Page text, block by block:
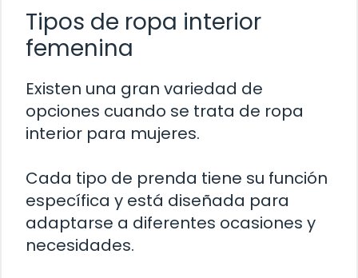
Tipos de ropa interior
femenina
Existen una gran variedad de
opciones cuando se trata de ropa
interior para mujeres.
Cada tipo de prenda tiene su función
específica y está diseñada para
adaptarse a diferentes ocasiones y
necesidades.